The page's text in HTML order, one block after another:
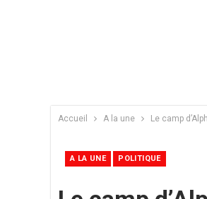
Accueil A la une Le camp
A LA UNE POLITIQUE